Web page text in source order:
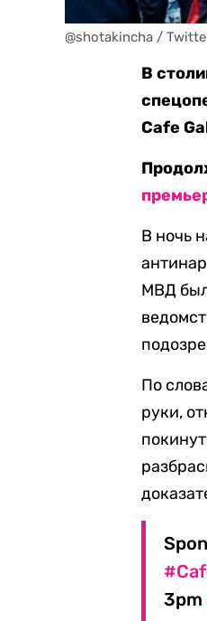
@shotakincha /
В
Cafe
В ночь
МВД
По
руки,
3pm